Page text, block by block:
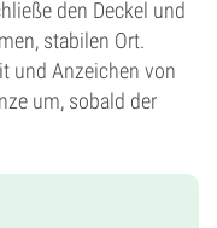
den Deckel und
stabilen Ort.
und Anzeichen von
um, sobald der